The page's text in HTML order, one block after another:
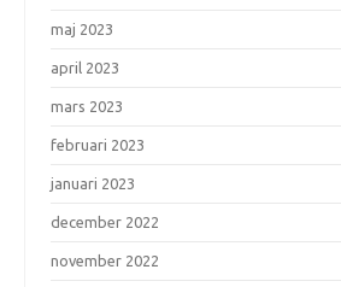
maj 2023
april 2023
mars 2023
februari 2023
januari 2023
december 2022
november 2022